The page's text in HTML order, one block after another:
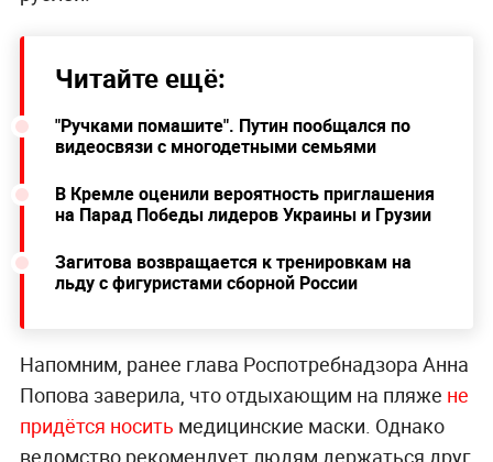
Читайте ещё:
"Ручками помашите". Путин пообщался по
видеосвязи с многодетными семьями
В Кремле оценили вероятность приглашения
на Парад Победы лидеров Украины и Грузии
Загитова возвращается к тренировкам на
льду с фигуристами сборной России
Напомним, ранее глава Роспотребнадзора Анна
Попова заверила, что отдыхающим на пляже не
придётся носить медицинские маски. Однако
ведомство рекомендует людям держаться друг